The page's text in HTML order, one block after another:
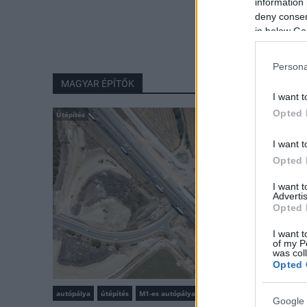
information
deny
in below
I want
Opted
I want
Opted
I want
Opted
I want
of my
was
Opted
Google
MAGYAR ÉPÍTŐK
Útépítés
autópálya útépítés M1-es autópálya